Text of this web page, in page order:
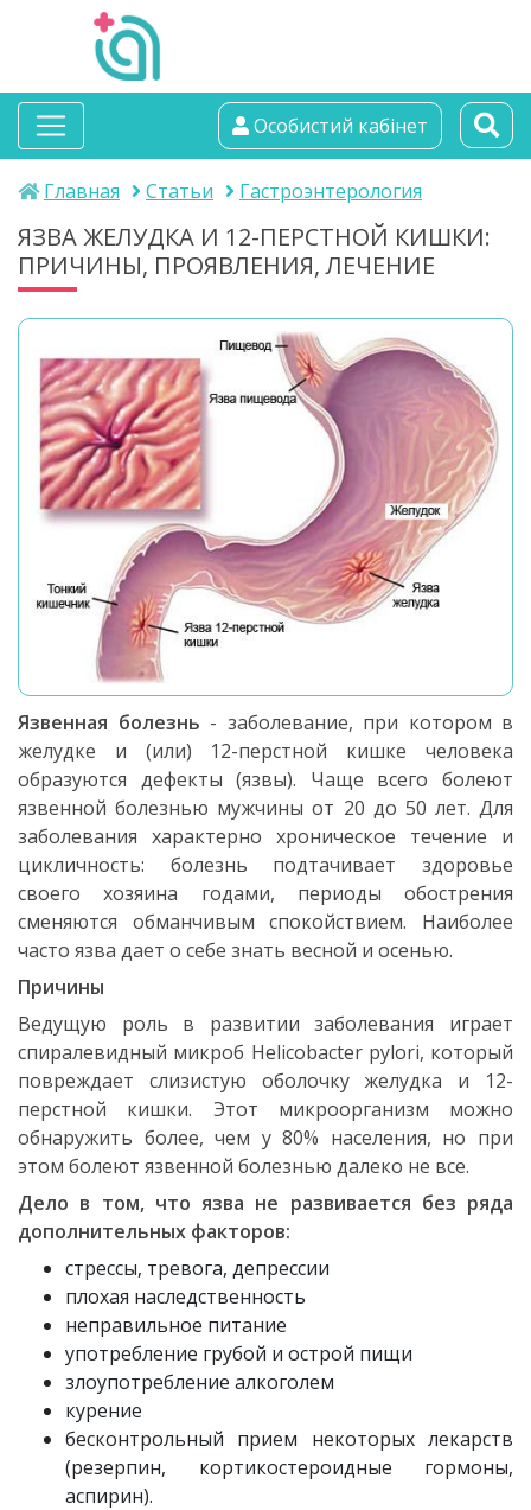
альтамедика
медичний центр
Особистий кабінет
Главная Статьи Гастроэнтерология
ЯЗВА ЖЕЛУДКА И 12-ПЕРСТНОЙ КИШКИ:
ПРИЧИНЫ, ПРОЯВЛЕНИЯ, ЛЕЧЕНИЕ
Язвенная болезнь - заболевание, при котором в
желудке и (или) 12-перстной кишке человека
образуются дефекты (язвы). Чаще всего болеют
язвенной болезнью мужчины от 20 до 50 лет. Для
заболевания характерно хроническое течение и
цикличность: болезнь подтачивает здоровье
своего хозяина годами, периоды обострения
сменяются обманчивым спокойствием. Наиболее
часто язва дает о себе знать весной и осенью.
Причины
Ведущую роль в развитии заболевания играет
спиралевидный микроб Helicobacter pylori, который
повреждает слизистую оболочку желудка и 12-
перстной кишки. Этот микроорганизм можно
обнаружить более, чем у 80% населения, но при
этом болеют язвенной болезнью далеко не все.
Дело в том, что язва не развивается без ряда
дополнительных факторов:
стрессы, тревога, депрессии
плохая наследственность
неправильное питание
употребление грубой и острой пищи
злоупотребление алкоголем
курение
бесконтрольный прием некоторых лекарств
(резерпин, кортикостероидные гормоны,
аспирин).